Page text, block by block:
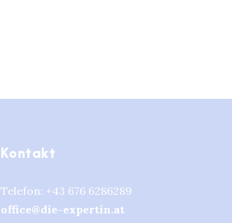
Kontakt
Telefon: +43 676 6286289
office@die-expertin.at